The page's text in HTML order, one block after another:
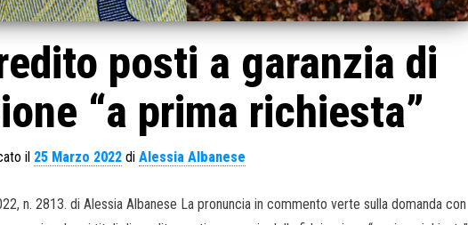
posti a garanzia di
“a prima richiesta”
il 25 Marzo 2022di Alessia Albanese
n. 2813. di Alessia Albanese La pronuncia in commento verte sulla domanda con